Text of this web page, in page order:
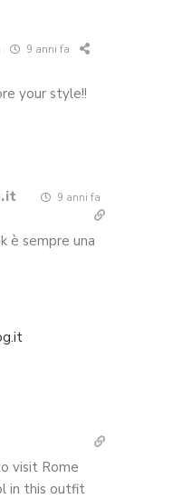
9 anni fa
your style!!
9 anni fa
è sempre una
visit Rome
in this outfit